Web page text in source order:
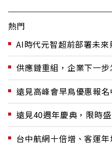
熱門
AI時代元智超前部署未來
供應鏈重組，企業下一步
遠見高峰會早鳥優惠報名
遠見40週年慶典，限時
台中航網十倍增、客運